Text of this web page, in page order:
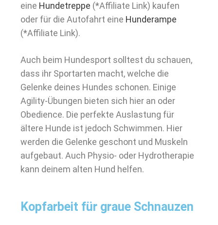
eine Hundetreppe (*Affiliate Link) kaufen
oder für die Autofahrt eine Hunderampe
(*Affiliate Link).
Auch beim Hundesport solltest du schauen,
dass ihr Sportarten macht, welche die
Gelenke deines Hundes schonen. Einige
Agility-Übungen bieten sich hier an oder
Obedience. Die perfekte Auslastung für
ältere Hunde ist jedoch Schwimmen. Hier
werden die Gelenke geschont und Muskeln
aufgebaut. Auch Physio- oder Hydrotherapie
kann deinem alten Hund helfen.
Kopfarbeit für graue Schnauzen